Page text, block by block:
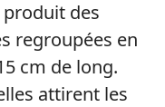
des
regroupées en
cm de long.
attirent les